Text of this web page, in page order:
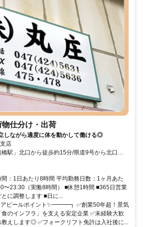
仕分け・出荷
しながら適度に体を動かして働ける◎
店
駅」北口から徒歩約15分/県道9号から北口十
2分。
：1日あたり8時間 平均勤務日数：1ヶ月あた
〜23:30（実働8時間） ■休憩1時間 ■365日営業
に調整します ■日に...
ピールポイント✨━━━┓ ✅創業50年超！景気
のインフラ」を支える安定企業 ✅未経験大歓
えします◎ ✅フォークリフト免許は入社後に...